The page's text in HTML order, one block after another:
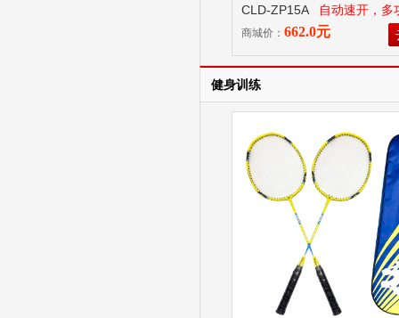
CLD-ZP15A
自动速开，多
帐篷
商城价： 662.0元
健身训练